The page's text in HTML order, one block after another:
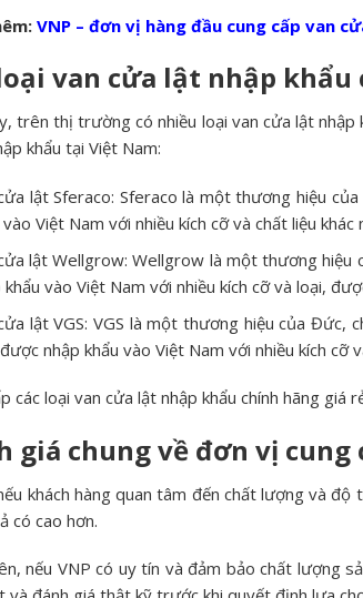
VNP – đơn vị hàng đầu cung cấp van
van cửa lật nhập khẩu
trên thị trường có nhiều loại van cửa lật
khẩu tại Việt Nam:
lật Sferaco: Sferaco là một thương hiệu
vào Việt Nam với nhiều kích cỡ và chất liệu
lật Wellgrow: Wellgrow là một thương hiệu
khẩu vào Việt Nam với nhiều kích cỡ và loại,
lật VGS: VGS là một thương hiệu của Đức,
nhập khẩu vào Việt Nam với nhiều kích
các loại van cửa lật nhập khẩu chính hãng
giá chung về đơn vị
khách hàng quan tâm đến chất lượng và
có cao hơn.
nếu VNP có uy tín và đảm bảo chất lượng